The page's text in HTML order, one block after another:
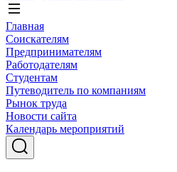
Главная
Соискателям
Предпринимателям
Работодателям
Студентам
Путеводитель по компаниям
Рынок труда
Новости сайта
Календарь мероприятий